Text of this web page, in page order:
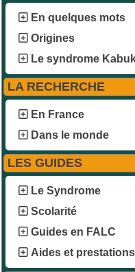
En quelques mots
Origines
Le syndrome
LA RECHERCHE
En France
Dans le monde
LES GUIDES
Le Syndrome
Scolarité
Guides en FALC
Aides et prestations